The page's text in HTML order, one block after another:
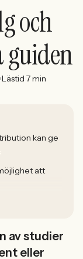
och
guiden
Lästid 7 min
kan ge
att
av studier
eller